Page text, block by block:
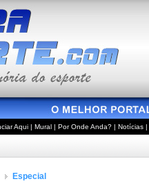
Aqui | Mural | Por Onde Anda? | Notícias |
Especial